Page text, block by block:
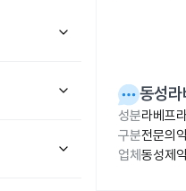
동성
성분라베프
구분전문의
업체 동성제